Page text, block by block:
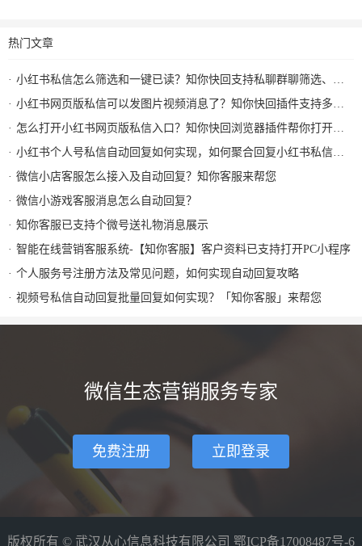
热门文章
小红书私信怎么筛选和一键已读？知你快回支持私聊群聊筛选、批量已读和图片视频回复
小红书网页版私信可以发图片视频消息了？知你快回插件支持多种形式图片发送和AI自动回复
怎么打开小红书网页版私信入口？知你快回浏览器插件帮你打开小红书私信AI回复及快捷回复
小红书个人号私信自动回复如何实现，如何聚合回复小红书私信及群消息？知你客服来解决
微信小店客服怎么接入及自动回复？知你客服来帮您
微信小游戏客服消息怎么自动回复？
知你客服已支持个微号送礼物消息展示
智能在线营销客服系统-【知你客服】客户资料已支持打开PC小程序
个人服务号注册方法及常见问题，如何实现自动回复攻略
视频号私信自动回复批量回复如何实现？「知你客服」来帮您
微信生态营销服务专家
免费注册 立即登录
版权所有 © 武汉从心信息科技有限公司 鄂ICP备17008487号-6